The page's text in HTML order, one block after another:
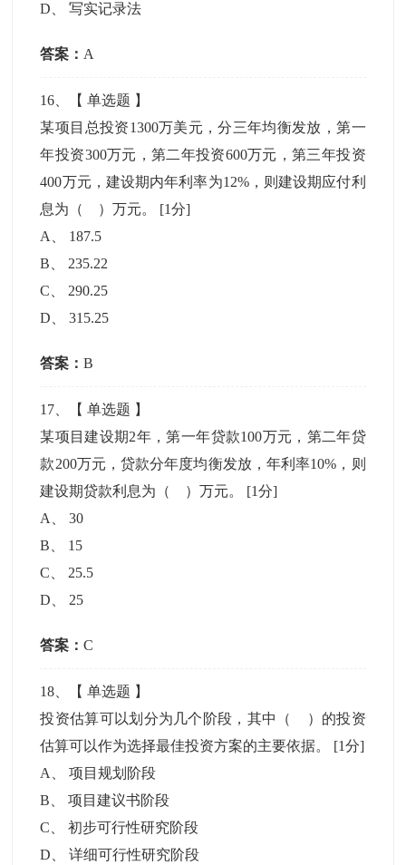
D 、写实记录法
答案： A
16 、【单选题 】
某项目总投资1300万美元，分三年均衡发放，第一
年投资300万元，第二年投资600万元，第三年投资
400万元，建设期内年利率为12%，则建设期应付利
息为（ ）万元。 [1分]
A
187.5
B
235.22
C
290.25
D 、315.25
答案：B
17 、【单选题 】
某项目建设期2年，第一年贷款100万元，第二年贷
款200万元，贷款分年度均衡发放，年利率10%，则
建设期贷款利息为（ ）万元。 [1分]
A
、30
B
15
C
25.5
D
25
答案：C
18 、【单选题 】
投资估算可以划分为几个阶段，其中（ ）的投资
估算可以作为选择最佳投资方案的主要依据。 [1分]
A
、项目规划阶段
B 、项目建议书阶段
C 、初步可行性研究阶段
D 、详细可行性研究阶段